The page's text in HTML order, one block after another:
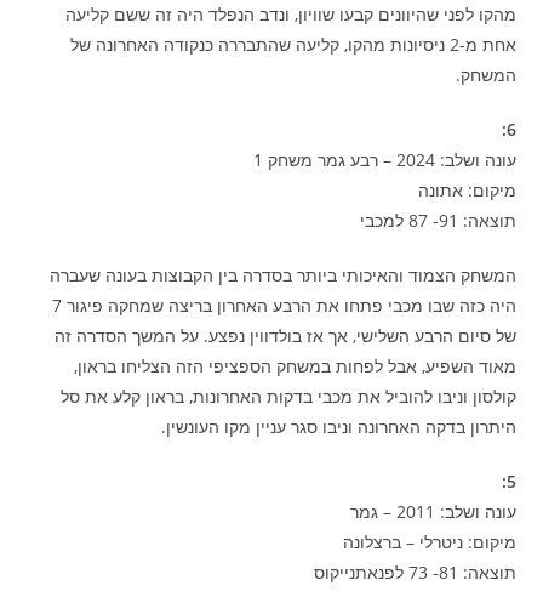
מהקו לפני שהיוונים קבעו שוויון, ונדב הנפלד היה זה ששם קליעה
אחת מ-2 ניסיונות מהקו, קליעה שהתבררה כנקודה האחרונה של
המשחק.
6:
עונה ושלב: 2024 – רבע גמר משחק 1
מיקום: אתונה
תוצאה: 91- 87 למכבי
המשחק הצמוד והאיכותי ביותר בסדרה בין הקבוצות בעונה שעברה
היה כזה שבו מכבי פתחו את הרבע האחרון בריצה שמחקה פיגור 7
של סיום הרבע השלישי, אך אז בולדווין נפצע. על המשך הסדרה זה
מאוד השפיע, אבל לפחות במשחק הספציפי הזה הצליחו בראון,
קולסון וניבו להוביל את מכבי בדקות האחרונות, בראון קלע את סל
היתרון בדקה האחרונה וניבו סגר עניין מקו העונשין.
5:
עונה ושלב: 2011 – גמר
מיקום: ניטרלי – ברצלונה
תוצאה: 81- 73 לפנאתנייקוס